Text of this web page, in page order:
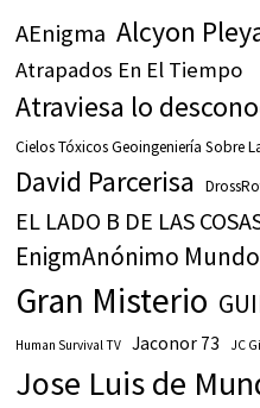
AEnigma Alcyon
Atrapados En El Tiempo
Atraviesa lo
Cielos Tóxicos Geoingeniería Sobre
David Parcerisa
EL LADO B DE LAS
EnigmAnónimo
Gran Misterio
Human Survival TV Jaconor 73 JC
Jose Luis de